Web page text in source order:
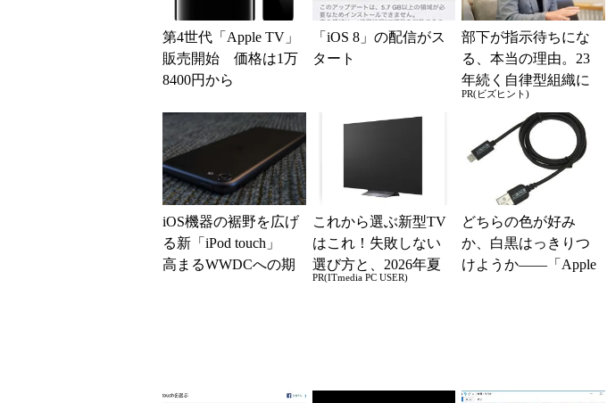
第4世代「Apple TV」
販売開始 価格は1万
8400円から
「iOS 8」の配信がス
タート
部下が指示待ちにな
る、本当の理由。23
年続く自律型組織に
共通する「3つの要
PR(ビズヒント)
iOS機器の裾野を広げ
る新「iPod touch」
高まるWWDCへの期
これから選ぶ新型TV
はこれ！失敗しない
選び方と、2026年夏
の一押しモデル
PR(ITmedia PC USER)
どちらの色が好み
か、白黒はっきりつ
けようか――「Apple